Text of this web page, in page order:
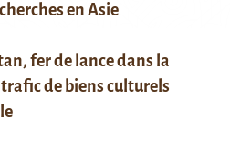
en Asie
fer de lance dans la
de biens culturels